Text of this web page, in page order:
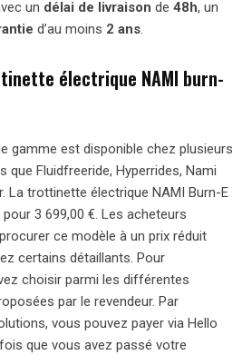
un délai de livraison de 48h, un
d’au moins 2 ans.
électrique NAMI burn-
gamme est disponible chez plusieurs
que Fluidfreeride, Hyperrides, Nami
La trottinette électrique NAMI Burn-E
3 699,00 €. Les acheteurs
ce modèle à un prix réduit
certains détaillants. Pour
choisir parmi les différentes
par le revendeur. Par
vous pouvez payer via Hello
que vous avez passé votre